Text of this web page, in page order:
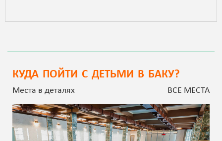
КУДА ПОЙТИ С ДЕТЬМИ В БАКУ?
Места в деталях ВСЕ МЕСТА